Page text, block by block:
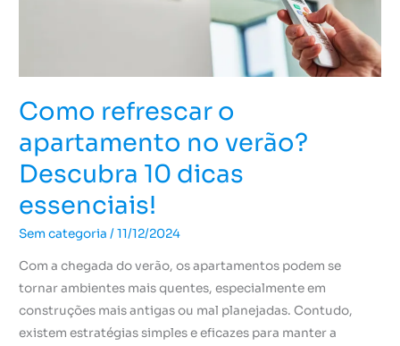
Como refrescar o
apartamento no verão?
Descubra 10 dicas
essenciais!
Sem categoria /11/12/2024
Com a chegada do verão, os apartamentos podem se
tornar ambientes mais quentes, especialmente em
construções mais antigas ou mal planejadas. Contudo,
existem estratégias simples e eficazes para manter a